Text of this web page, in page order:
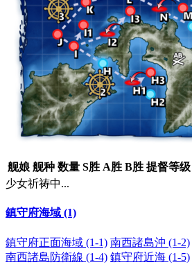
舰娘 舰种 数量 S胜 A胜 B胜 提督等级
少女祈祷中...
鎮守府海域 (1)
鎮守府正面海域 (1-1) 南西諸島沖 (1-2)
南西諸島防衛線 (1-4) 鎮守府近海 (1-5)